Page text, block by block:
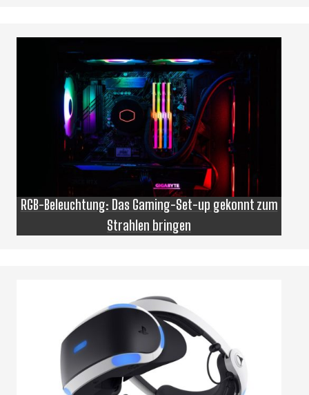
RGB-Beleuchtung: Das Gaming-Set-up gekonnt zum
Strahlen bringen